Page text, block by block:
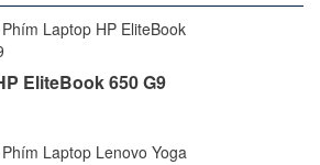
EliteBook 650 G9